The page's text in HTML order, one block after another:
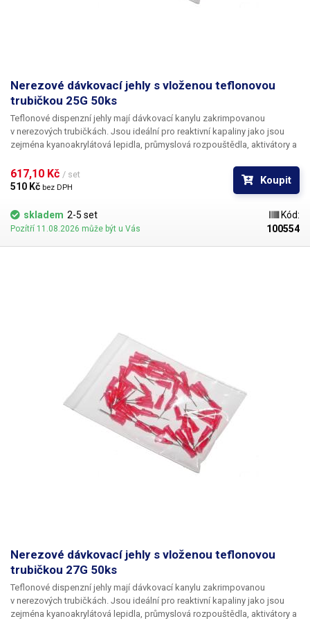
Nerezové dávkovací jehly s vloženou teflonovou
trubičkou 25G 50ks
Teflonové dispenzní jehly mají dávkovací kanylu zakrimpovanou
v nerezových trubičkách. Jsou ideální pro reaktivní kapaliny jako jsou
zejména kyanoakrylátová lepidla, průmyslová rozpouštědla, aktivátory a
vykazuje ještě lepší vlastnosti než PP. Teflonové kanyly netrpí ucpáváním
kyanoakryláty ani při nesouvislém provozu.
617,10 Kč / set
510 Kč bez DPH
Koupit
skladem 2-5 set
Pozítří 11.08.2026 může být u Vás
Kód:
100554
Nerezové dávkovací jehly s vloženou teflonovou
trubičkou 27G 50ks
Teflonové dispenzní jehly mají dávkovací kanylu zakrimpovanou
v nerezových trubičkách. Jsou ideální pro reaktivní kapaliny jako jsou
zejména kyanoakrylátová lepidla, průmyslová rozpouštědla, aktivátory a